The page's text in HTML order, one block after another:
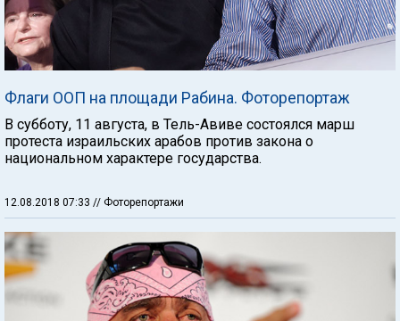
Флаги ООП на площади Рабина. Фоторепортаж
В субботу, 11 августа, в Тель-Авиве состоялся марш
протеста израильских арабов против закона о
национальном характере государства.
12.08.2018 07:33 // Фоторепортажи